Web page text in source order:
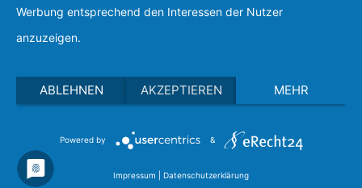
Werbung entsprechend den Interessen der Nutzer
anzuzeigen.
ABLEHNEN AKZEPTIEREN MEHR
Powered by &
Impressum Datenschutzerklärung